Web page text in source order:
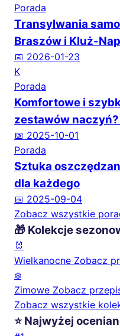
Porada
Transylwania
Braszów i Kluż-
📅 2026-01-23
K
Porada
Komfortowe i
zestawów
📅 2025-10-01
Porada
Sztuka
dla każdego
📅 2025-09-04
Zobacz wszystkie
🎁 Kolekcje
🐰
Wielkanocne Zobacz
❄️
Zimowe Zobacz
Zobacz wszystkie
⭐ Najwyżej